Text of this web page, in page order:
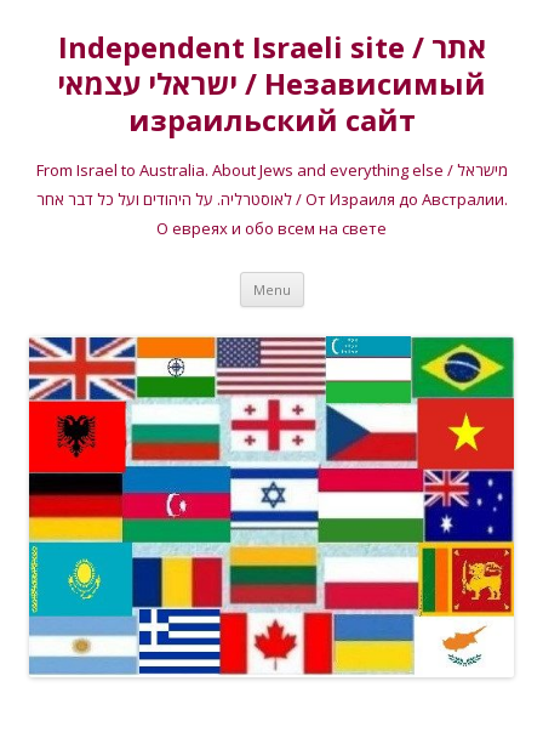
Independent Israeli site / אתר
ישראלי עצמאי / Независимый
израильский сайт
From Israel to Australia. About Jews and everything else / מישראל
לאוסטרליה. על היהודים ועל כל דבר אחר / От Израиля до Австралии.
О евреях и обо всем на свете
Menu Skip
content